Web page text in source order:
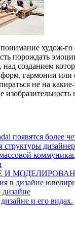
худож-
порождать
созданием
гармонии или
не на
появятся более
структуры
И
в дизайне
дизайне
и его видах.